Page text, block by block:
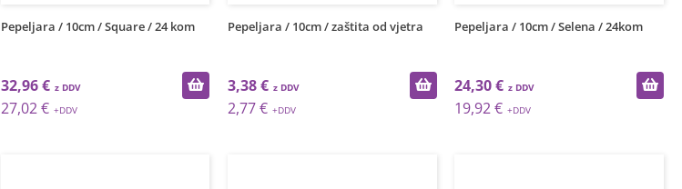
Pepeljara / 10cm / Square / 24 kom
32,96 €
27,02 €
Pepeljara / 10cm / zaštita od vjetra
3,38 €
2,77 €
Pepeljara / 10cm / Selena / 24kom
24,30 €
19,92 €